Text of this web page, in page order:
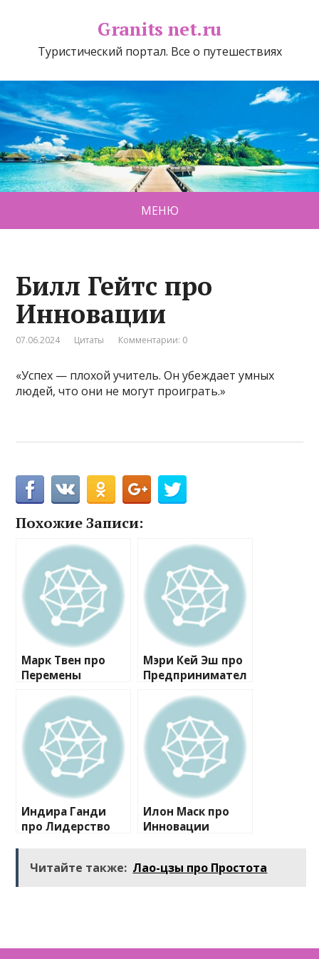
Granits net.ru
Туристический портал. Все о путешествиях
МЕНЮ
Билл Гейтс про
Инновации
07.06.2024 Цитаты Комментарии: 0
«Успех — плохой учитель. Он убеждает умных
людей, что они не могут проиграть.»
Похожие Записи:
Марк Твен про
Перемены
Мэри Кей Эш про
Предпринимател
Индира Ганди
про Лидерство
Илон Маск про
Инновации
Читайте также: Лао-цзы про Простота